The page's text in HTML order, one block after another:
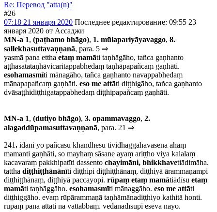
Re: Перевод "atta(n)"
#26
07:18 21 января 2020 Последнее редактирование: 09:55 23
января 2020 от Ассаджи
MN-a 1, (paṭhamo bhāgo), 1. mūlapariyāyavaggo, 8.
sallekhasuttavaṇṇanā, para. 5 ⇒
yasmā pana ettha etaṃ mamāti taṇhāgāho, tañca gaṇhanto
aṭṭhasatataṇhāvicaritappabhedaṃ taṇhāpapañcaṃ gaṇhāti.
esohamasmīti mānagāho, tañca gaṇhanto navappabhedaṃ
mānapapañcaṃ gaṇhāti. eso me attāti diṭṭhigāho, tañca gaṇhanto
dvāsaṭṭhidiṭṭhigatappabhedaṃ diṭṭhipapañcaṃ gaṇhāti.
MN-a 1, (dutiyo bhāgo), 3. opammavaggo, 2.
alagaddūpamasuttavaṇṇanā, para. 21 ⇒
241. idāni yo pañcasu khandhesu tividhaggāhavasena ahaṃ
mamanti gaṇhāti, so mayhaṃ sāsane ayaṃ ariṭṭho viya kalalaṃ
kacavaraṃ pakkhipatīti dassento chayimāni, bhikkhavetiādimāha.
tattha diṭṭhiṭṭhānānīti diṭṭhipi diṭṭhiṭṭhānaṃ, diṭṭhiyā ārammaṇampi
diṭṭhiṭṭhānaṃ, diṭṭhiyā paccayopi. rūpaṃ etaṃ mamātiādīsu etaṃ
mamāti taṇhāggāho. esohamasmīti mānaggāho. eso me attāti
diṭṭhiggāho. evaṃ rūpārammaṇā taṇhāmānadiṭṭhiyo kathitā honti.
rūpaṃ pana attāti na vattabbaṃ. vedanādīsupi eseva nayo.